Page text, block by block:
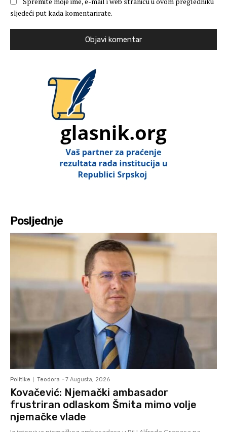
sljedeći put kada komentarirate.
Posljednje
Politike Teodora - 7 Augusta, 2026
Kovačević: Njemački ambasador
frustriran odlaskom Šmita mimo volje
njemačke vlade